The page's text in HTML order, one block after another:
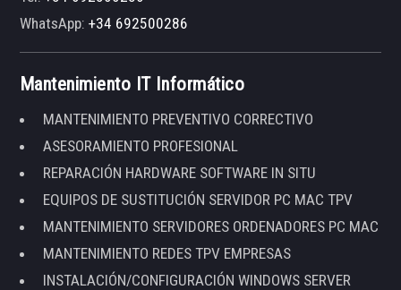
WhatsApp:+34 692500286
Mantenimiento IT Informático
MANTENIMIENTO PREVENTIVO CORRECTIVO
ASESORAMIENTO PROFESIONAL
REPARACIÓN HARDWARE SOFTWARE IN SITU
EQUIPOS DE SUSTITUCIÓN SERVIDOR PC MAC TPV
MANTENIMIENTO SERVIDORES ORDENADORES PC MAC
MANTENIMIENTO REDES TPV EMPRESAS
INSTALACIÓN/CONFIGURACIÓN WINDOWS SERVER